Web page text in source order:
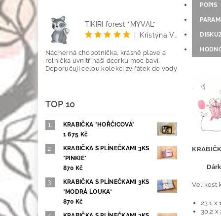
TIKIRI forest *MÝVAL*
|
Kristýna Vetyšková
Nádherná chobotnička, krásně plave a
rolnička uvnitř naši dcerku moc baví.
Doporučuji celou kolekci zvířátek do vody
TOP 10
KRABIČKA *HOŘČICOVÁ*
1 675 Kč
KRABIČKA S PLÍNEČKAMI 3KS
*PINKIE*
870 Kč
KRABIČKA S PLÍNEČKAMI 3KS
*MODRÁ LOUKA*
870 Kč
POPIS
Velikost
23.1 x
30.2 x